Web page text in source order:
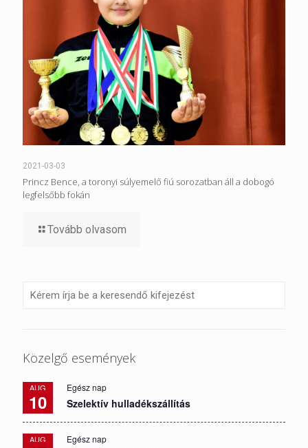
2021-03-03
Princz Bence, a toronyi súlyemelő fiú sorozatban áll a dobogó
legfelsőbb fokán
Tovább olvasom
Közelgő események
AUG
10
Egész nap
Szelektív hulladékszállítás
AUG Egész nap